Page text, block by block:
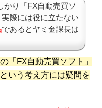
かり「FX自動売買ソ
際には役に立たない
であるとヤミ金課長は
「FX自動売買ソフト」
いう考え方には疑問を